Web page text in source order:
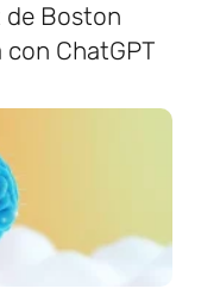
de Boston
ChatGPT